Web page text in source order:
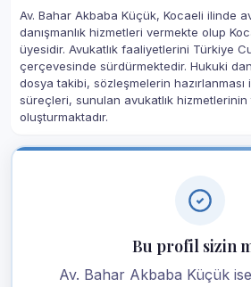
Av. Bahar Akbaba Küçük, Kocaeli ilinde
danışmanlık hizmetleri vermekte olup
üyesidir. Avukatlık faaliyetlerini Türkiye
çerçevesinde sürdürmektedir. Hukuki
dosya takibi, sözleşmelerin hazırlanması
süreçleri, sunulan avukatlık hizmetlerinin
oluşturmaktadır.
Bu profil sizin
Av. Bahar Akbaba Küçük